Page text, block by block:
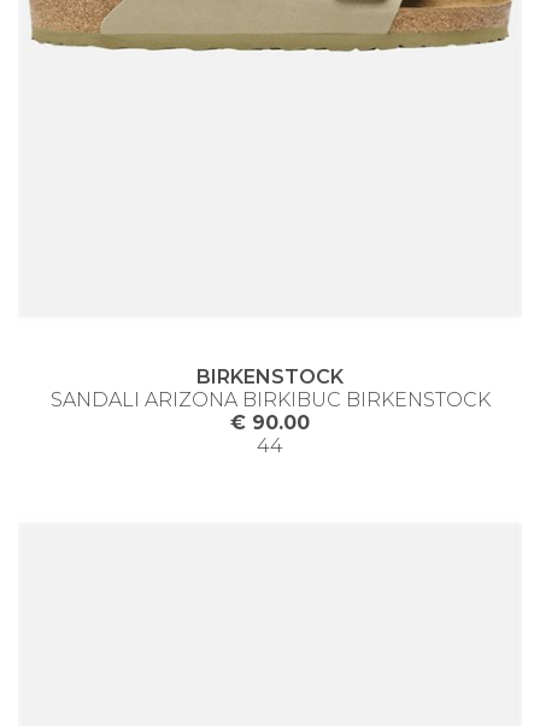
BIRKENSTOCK
SANDALI ARIZONA BIRKIBUC BIRKENSTOCK
€ 90.00
44